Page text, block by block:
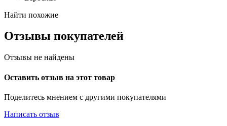
Найти похожие
Отзывы покупателей
Отзывы не найдены
Оставить отзыв на этот товар
Поделитесь мнением с другими покупателями
Написать отзыв